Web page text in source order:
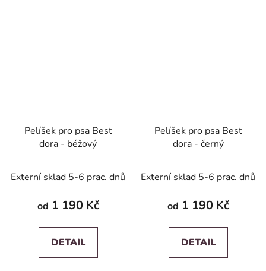
Pelíšek pro psa Best
dora - béžový
Externí sklad 5-6 prac. dnů
od 1 190 Kč
DETAIL
Pelíšek pro psa Best
dora - černý
Externí sklad 5-6 prac. dnů
od 1 190 Kč
DETAIL